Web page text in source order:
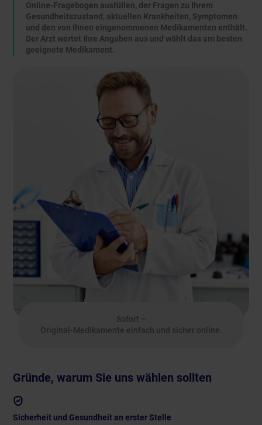
Sofort –
Original-Medikamente einfach und sicher online.
Online-Fragebogen ausfüllen, der Fragen zu Ihrem
Gesundheitszustand, aktuellen Krankheiten, Symptomen
und den von Ihnen eingenommenen Medikamenten enthält.
Der Arzt wertet Ihre Angaben aus und wählt das am besten
geeignete Medikament.
Gründe, warum Sie uns wählen sollten
Sicherheit und Gesundheit an erster Stelle